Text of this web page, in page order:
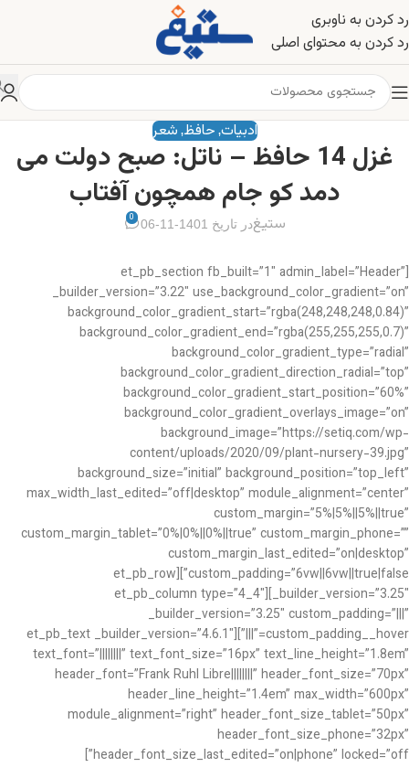
رد کردن به ناوبری
رد کردن به محتوای اصلی
ادبیات, حافظ, شعر
غزل 14 حافظ – ناتل: صبح دولت می
دمد کو جام همچون آفتاب
ستیغدر تاریخ 1401-11-06 0
[et_pb_section fb_built=”1″ admin_label=”Header”
_builder_version=”3.22″ use_background_color_gradient=”on”
background_color_gradient_start=”rgba(248,248,248,0.84)”
background_color_gradient_end=”rgba(255,255,255,0.7)”
background_color_gradient_type=”radial”
background_color_gradient_direction_radial=”top”
background_color_gradient_start_position=”60%”
background_color_gradient_overlays_image=”on”
background_image=”https://setiq.com/wp-
content/uploads/2020/09/plant-nursery-39.jpg”
background_size=”initial” background_position=”top_left”
max_width_last_edited=”off|desktop” module_alignment=”center”
custom_margin=”5%|5%||5%||true”
custom_margin_tablet=”0%|0%||0%||true” custom_margin_phone=””
custom_margin_last_edited=”on|desktop”
custom_padding=”6vw||6vw||true|false”][et_pb_row
_builder_version=”3.25″][et_pb_column type=”4_4″
_builder_version=”3.25″ custom_padding=”|||”
custom_padding__hover=”|||”][et_pb_text _builder_version=”4.6.1″
text_font=”||||||||” text_font_size=”16px” text_line_height=”1.8em”
header_font=”Frank Ruhl Libre||||||||” header_font_size=”70px”
header_line_height=”1.4em” max_width=”600px”
module_alignment=”right” header_font_size_tablet=”50px”
header_font_size_phone=”32px”
header_font_size_last_edited=”on|phone” locked=”off”]